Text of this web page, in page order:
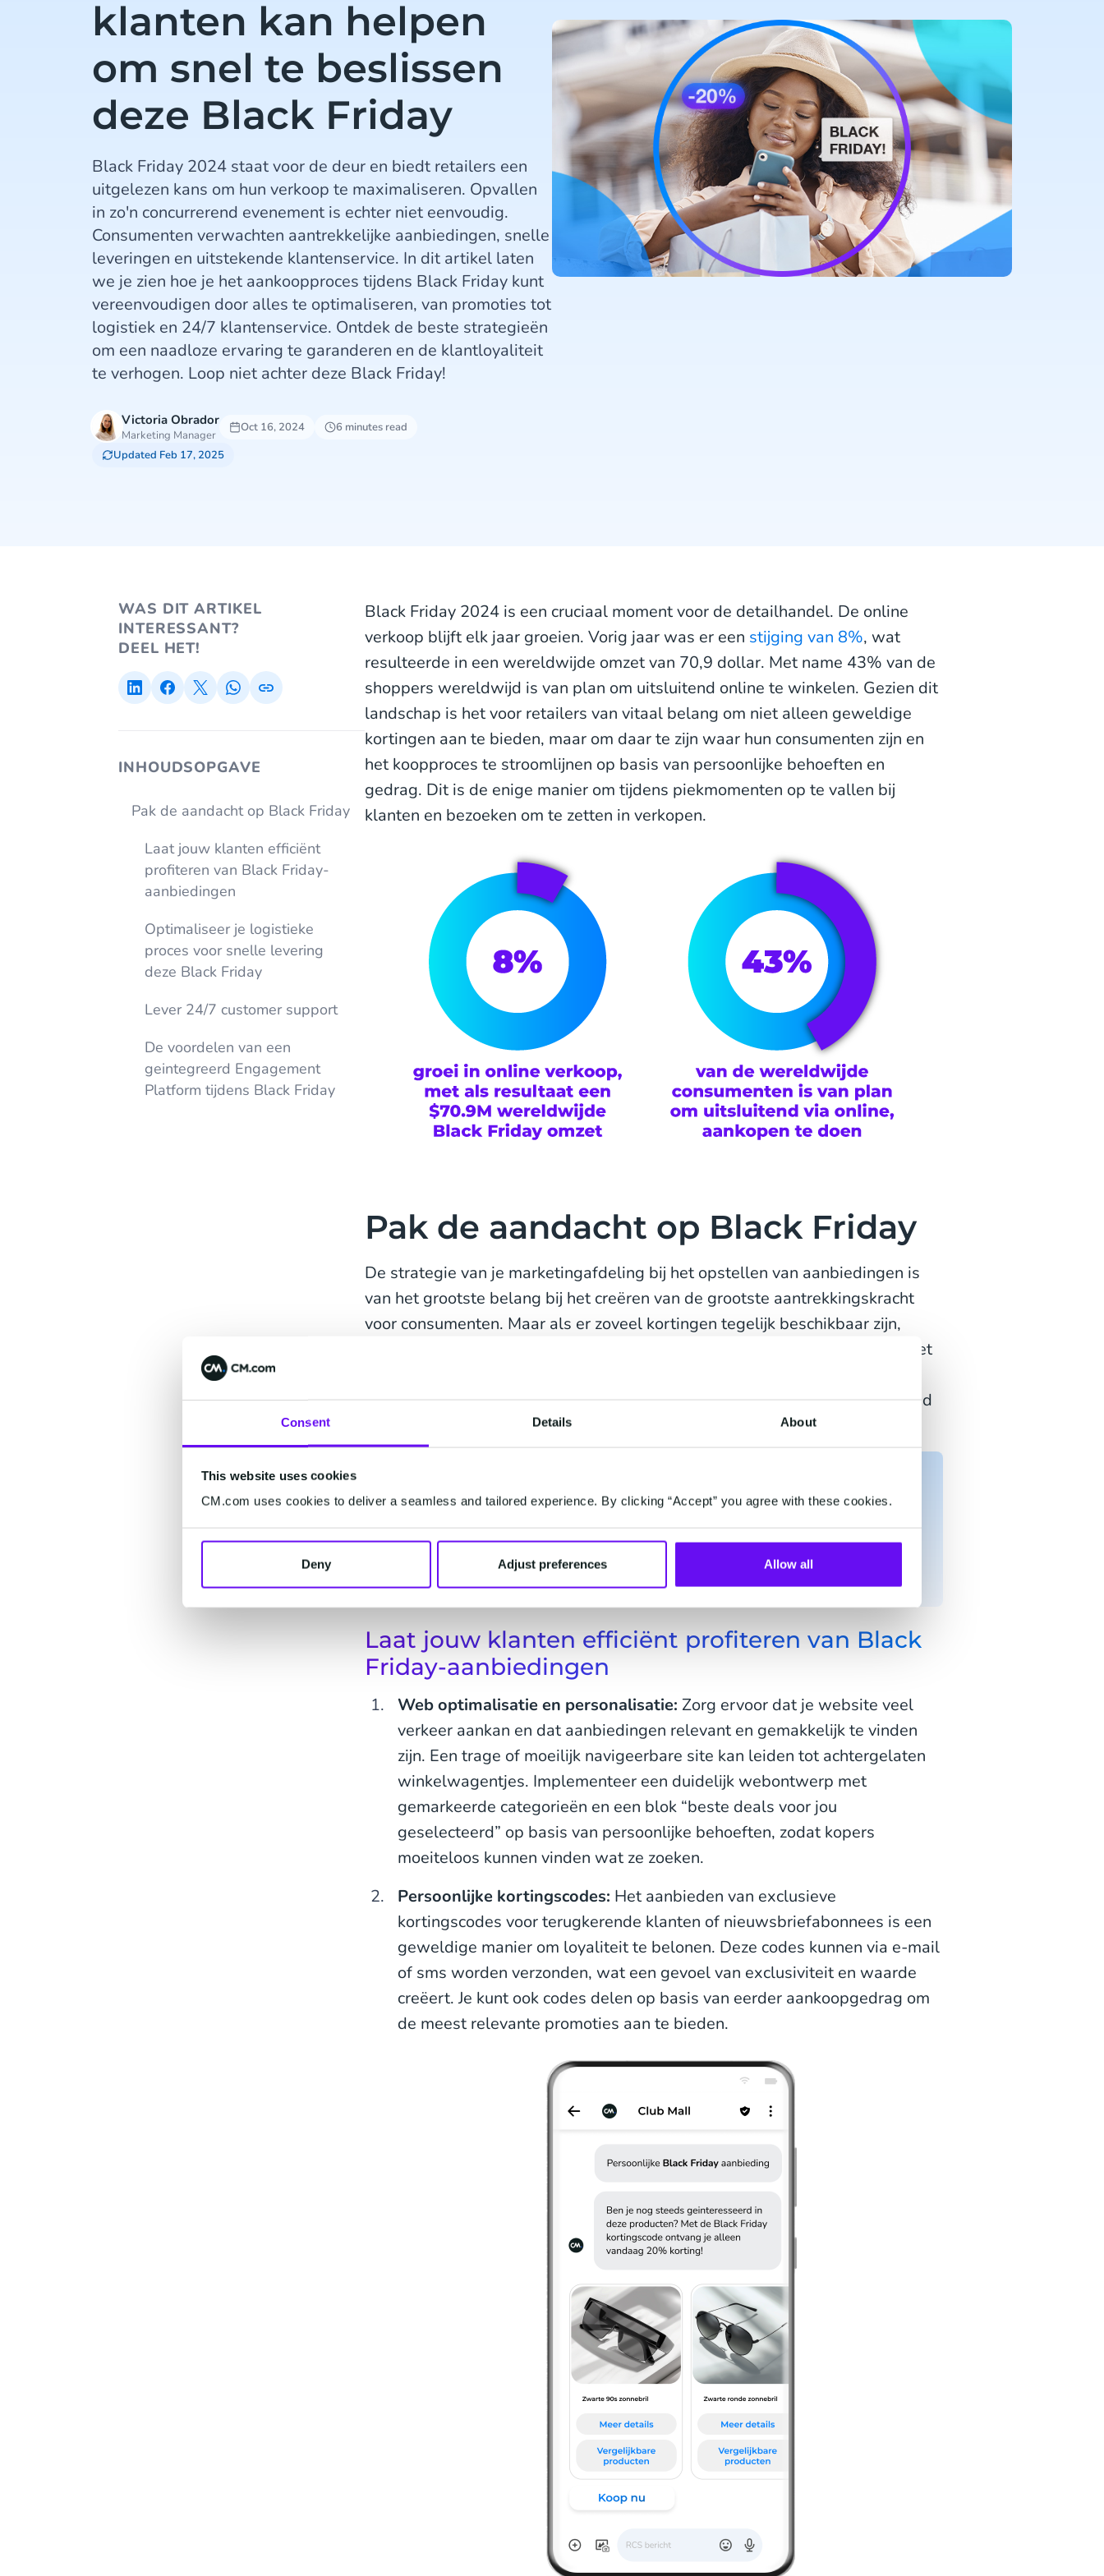
Consent Details About
This website uses cookies
CM.com uses cookies to deliver a seamless and tailored experience. By clicking “Accept” you agree with these cookies.
Deny Adjust preferences Allow all
klanten kan helpen
om snel te beslissen
deze Black Friday
Black Friday 2024 staat voor de deur en biedt retailers een
uitgelezen kans om hun verkoop te maximaliseren. Opvallen
in zo'n concurrerend evenement is echter niet eenvoudig.
Consumenten verwachten aantrekkelijke aanbiedingen, snelle
leveringen en uitstekende klantenservice. In dit artikel laten
we je zien hoe je het aankoopproces tijdens Black Friday kunt
vereenvoudigen door alles te optimaliseren, van promoties tot
logistiek en 24/7 klantenservice. Ontdek de beste strategieën
om een naadloze ervaring te garanderen en de klantloyaliteit
te verhogen. Loop niet achter deze Black Friday!
Victoria Obrador
Marketing Manager
Oct 16, 2024
6 minutes read
Updated Feb 17, 2025
WAS DIT ARTIKEL
INTERESSANT?
DEEL HET!
INHOUDSOPGAVE
Pak de aandacht op Black Friday
Laat jouw klanten efficiënt
profiteren van Black Friday-
aanbiedingen
Optimaliseer je logistieke
proces voor snelle levering
deze Black Friday
Lever 24/7 customer support
De voordelen van een
geintegreerd Engagement
Platform tijdens Black Friday
Black Friday 2024 is een cruciaal moment voor de detailhandel. De online
verkoop blijft elk jaar groeien. Vorig jaar was er een stijging van 8%, wat
resulteerde in een wereldwijde omzet van 70,9 dollar. Met name 43% van de
shoppers wereldwijd is van plan om uitsluitend online te winkelen. Gezien dit
landschap is het voor retailers van vitaal belang om niet alleen geweldige
kortingen aan te bieden, maar om daar te zijn waar hun consumenten zijn en
het koopproces te stroomlijnen op basis van persoonlijke behoeften en
gedrag. Dit is de enige manier om tijdens piekmomenten op te vallen bij
klanten en bezoeken om te zetten in verkopen.
Pak de aandacht op Black Friday
De strategie van je marketingafdeling bij het opstellen van aanbiedingen is
van het grootste belang bij het creëren van de grootste aantrekkingskracht
voor consumenten. Maar als er zoveel kortingen tegelijk beschikbaar zijn,
kunnen kopers zich snel overweldigd voelen. De sleutel ligt niet alleen in het
gesegmenteerde en gepersonaliseerdemarketingcampagnes, zodat ze goed
gepresenteerd en toegankelijk zijn.
Ontdek alles wat een nieuw kanaal kan doen om je verkoop deze
Black Friday naar een hoger niveau te tillen. RCS stimuleert de e-
commerce verkoop..
De waarde van RCS in retail
Laat jouw klanten efficiënt profiteren van Black
Friday-aanbiedingen
Web optimalisatie en personalisatie: Zorg ervoor dat je website veel
verkeer aankan en dat aanbiedingen relevant en gemakkelijk te vinden
zijn. Een trage of moeilijk navigeerbare site kan leiden tot achtergelaten
winkelwagentjes. Implementeer een duidelijk webontwerp met
gemarkeerde categorieën en een blok “beste deals voor jou
geselecteerd” op basis van persoonlijke behoeften, zodat kopers
moeiteloos kunnen vinden wat ze zoeken.
Persoonlijke kortingscodes: Het aanbieden van exclusieve
kortingscodes voor terugkerende klanten of nieuwsbriefabonnees is een
geweldige manier om loyaliteit te belonen. Deze codes kunnen via e-mail
of sms worden verzonden, wat een gevoel van exclusiviteit en waarde
creëert. Je kunt ook codes delen op basis van eerder aankoopgedrag om
de meest relevante promoties aan te bieden.